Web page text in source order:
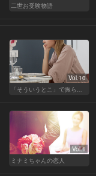
二世お受験物語
Vol.10
「そういうとこ」で振られる男
Vol.1
ミナミちゃんの恋人